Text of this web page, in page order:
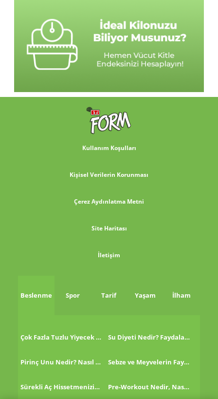
Kullanım Koşulları
Kişisel Verilerin Korunması
Çerez Aydınlatma Metni
Site Haritası
İletişim
Beslenme Spor Tarif Yaşam İlham
Çok Fazla Tuzlu Yiyecek Tükettikten Sonra Ne Yapmalı? Su Diyeti Nedir? Faydaları Nelerdir?
Pirinç Unu Nedir? Nasıl Tüketilir? Sebze ve Meyvelerin Faydaları!
Sürekli Aç Hissetmenizin 8 Nedeni! Pre-Workout Nedir, Nasıl Kullanılır?